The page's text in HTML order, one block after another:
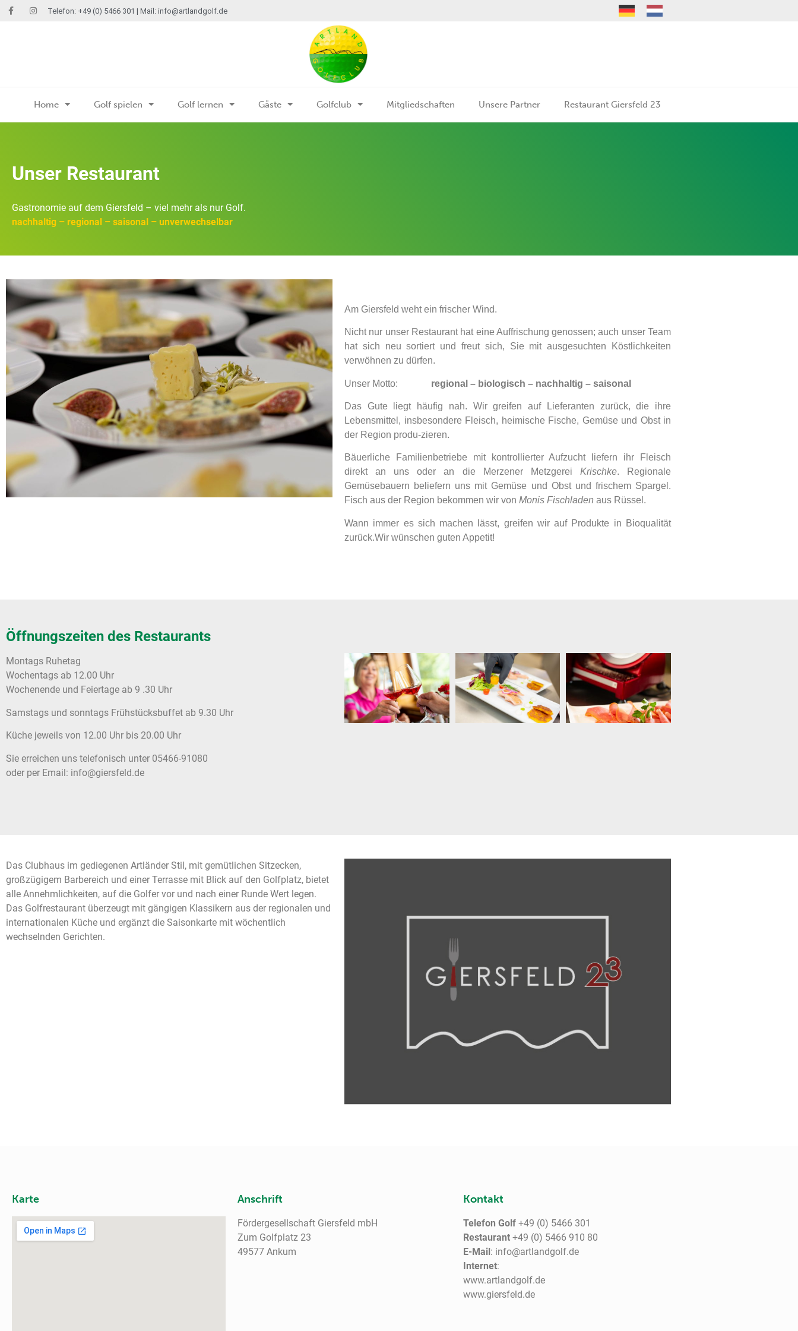
Telefon: +49 (0) 5466 301 | Mail: info@artlandgolf.de
Home Golf spielen Golf lernen Gäste Golfclub Mitgliedschaften Unsere Partner Restaurant Giersfeld 23
Unser Restaurant
Gastronomie auf dem Giersfeld – viel mehr als nur Golf.
nachhaltig – regional – saisonal – unverwechselbar
Am Giersfeld weht ein frischer Wind.
Nicht nur unser Restaurant hat eine Auffrischung genossen; auch unser Team
hat sich neu sortiert und freut sich, Sie mit ausgesuchten Köstlichkeiten
verwöhnen zu dürfen.
Unser Motto: regional – biologisch – nachhaltig – saisonal
Das Gute liegt häufig nah. Wir greifen auf Lieferanten zurück, die ihre
Lebensmittel, insbesondere Fleisch, heimische Fische, Gemüse und Obst in
der Region produ-zieren.
Bäuerliche Familienbetriebe mit kontrollierter Aufzucht liefern ihr Fleisch
direkt an uns oder an die Merzener Metzgerei Krischke. Regionale
Gemüsebauern beliefern uns mit Gemüse und Obst und frischem Spargel.
Fisch aus der Region bekommen wir von Monis Fischladen aus Rüssel.
Wann immer es sich machen lässt, greifen wir auf Produkte in Bioqualität
zurück.Wir wünschen guten Appetit!
Öffnungszeiten des Restaurants
Montags Ruhetag
Wochentags ab 12.00 Uhr
Wochenende und Feiertage ab 9 .30 Uhr
Samstags und sonntags Frühstücksbuffet ab 9.30 Uhr
Küche jeweils von 12.00 Uhr bis 20.00 Uhr
Sie erreichen uns telefonisch unter 05466-91080
oder per Email: info@giersfeld.de
Das Clubhaus im gediegenen Artländer Stil, mit gemütlichen Sitzecken,
großzügigem Barbereich und einer Terrasse mit Blick auf den Golfplatz, bietet
alle Annehmlichkeiten, auf die Golfer vor und nach einer Runde Wert legen.
Das Golfrestaurant überzeugt mit gängigen Klassikern aus der regionalen und
internationalen Küche und ergänzt die Saisonkarte mit wöchentlich
wechselnden Gerichten.
Karte Anschrift
Fördergesellschaft Giersfeld mbH
Zum Golfplatz 23
49577 Ankum
Kontakt
Telefon Golf+49 (0) 5466 301
Restaurant+49 (0) 5466 910 80
E-Mail: info@artlandgolf.de
Internet:
www.artlandgolf.de
www.giersfeld.de